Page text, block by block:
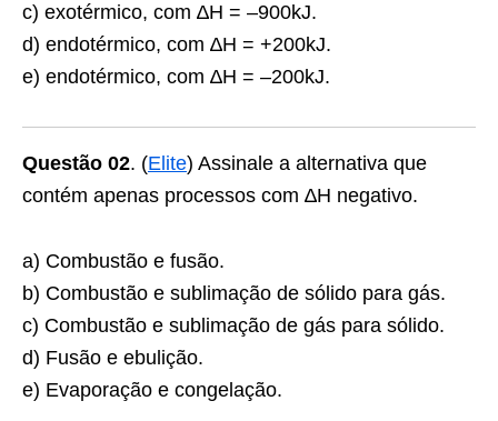
c) exotérmico, com ∆H = –900kJ.
d) endotérmico, com ∆H = +200kJ.
e) endotérmico, com ∆H = –200kJ.
Questão 02. (Elite) Assinale a alternativa que
contém apenas processos com ∆H negativo.
a) Combustão e fusão.
b) Combustão e sublimação de sólido para gás.
c) Combustão e sublimação de gás para sólido.
d) Fusão e ebulição.
e) Evaporação e congelação.